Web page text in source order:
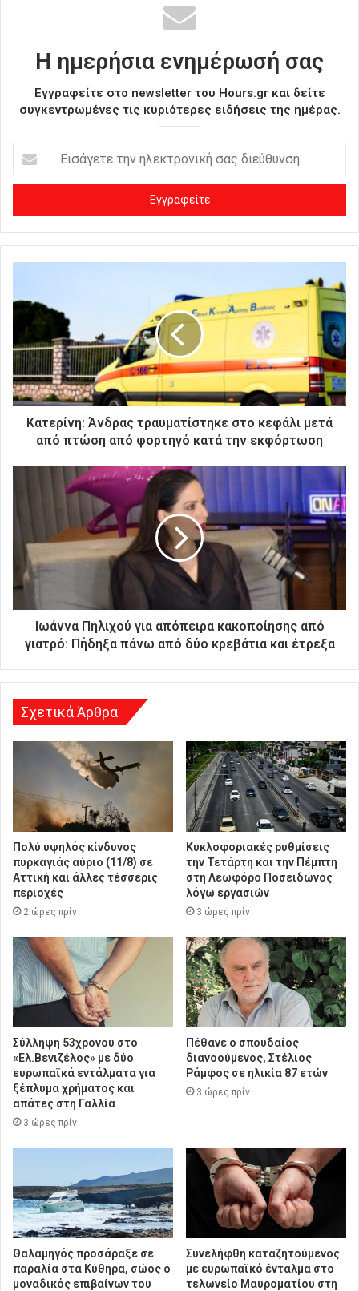
Η ημερήσια ενημέρωσή σας
Εγγραφείτε στο newsletter του Hours.gr και δείτε
συγκεντρωμένες τις κυριότερες ειδήσεις της ημέρας.
σ
γ
ε
η
λ
κ
τ
σ
ι
ν
Κατερίνη: Άνδρας τραυματίστηκε στο κεφάλι μετά
από πτώση από φορτηγό κατά την εκφόρτωση
Ιωάννα Πηλιχού για απόπειρα κακοποίησης από
γιατρό: Πήδηξα πάνω από δύο κρεβάτια και έτρεξα
Σχετικά Άρθρα
Πολύ υψηλός κίνδυνος
πυρκαγιάς αύριο (11/8) σε
Αττική και άλλες τέσσερις
περιοχές
2 ώρες πρίν
Κυκλοφοριακές ρυθμίσεις
την Τετάρτη και την Πέμπτη
στη Λεωφόρο Ποσειδώνος
λόγω εργασιών
3 ώρες πρίν
Σύλληψη 53χρονου στο
«Ελ.Βενιζέλος» με δύο
ευρωπαϊκά εντάλματα για
ξέπλυμα χρήματος και
απάτες στη Γαλλία
3 ώρες πρίν
Πέθανε ο σπουδαίος
διανοούμενος, Στέλιος
Ράμφος σε ηλικία 87 ετών
3 ώρες πρίν
Θαλαμηγός προσάραξε σε
παραλία στα Κύθηρα, σώος ο
μοναδικός επιβαίνων του
Συνελήφθη καταζητούμενος
με ευρωπαϊκό ένταλμα στο
τελωνείο Μαυροματίου στη